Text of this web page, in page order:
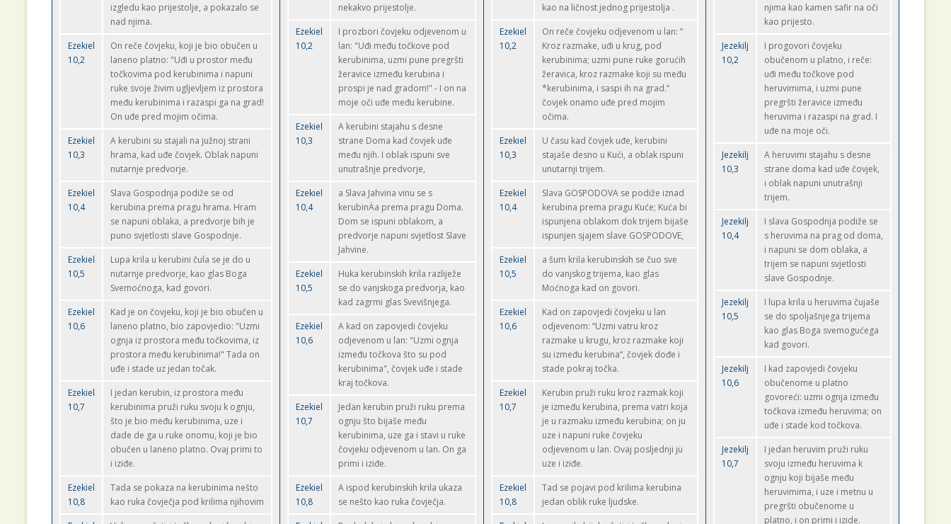
izgledu kao prijestolje, a pokazalo se
nad njima.
Ezekiel
10,2
On reče čovjeku, koji je bio obučen u
laneno platno: "Uđi u prostor među
točkovima pod kerubinima i napuni
ruke svoje živim ugljevljem iz prostora
među kerubinima i razaspi ga na grad!
On uđe pred mojim očima.
Ezekiel
10,3
A kerubini su stajali na južnoj strani
hrama, kad uđe čovjek. Oblak napuni
nutarnje predvorje.
Ezekiel
10,4
Slava Gospodnja podiže se od
kerubina prema pragu hrama. Hram
se napuni oblaka, a predvorje bih je
puno svjetlosti slave Gospodnje.
Ezekiel
10,5
Lupa krila u kerubini čula se je do u
nutarnje predvorje, kao glas Boga
Svemoćnoga, kad govori.
Ezekiel
10,6
Kad je on čovjeku, koji je bio obučen u
laneno platno, bio zapovjedio: "Uzmi
ognja iz prostora među točkovima, iz
prostora među kerubinima!" Tada on
uđe i stade uz jedan točak.
Ezekiel
10,7
I jedan kerubin, iz prostora među
kerubinima pruži ruku svoju k ognju,
što je bio među kerubinima, uze i
dade de ga u ruke onomu, koji je bio
obučen u laneno platno. Ovaj primi to
i iziđe.
Ezekiel
10,8
Tada se pokaza na kerubinima nešto
kao ruka čovječja pod krilima njihovim
nekakvo prijestolje.
Ezekiel
10,2
I prozbori čovjeku odjevenom u
lan: "Uđi među točkove pod
kerubinima, uzmi pune pregršti
žeravice između kerubina i
prospi je nad gradom!" - I on na
moje oči uđe među kerubine.
Ezekiel
10,3
A kerubini stajahu s desne
strane Doma kad čovjek uđe
među njih. I oblak ispuni sve
unutrašnje predvorje,
Ezekiel
10,4
a Slava Jahvina vinu se s
kerubinÄa prema pragu Doma.
Dom se ispuni oblakom, a
predvorje napuni svjetlost Slave
Jahvine.
Ezekiel
10,5
Huka kerubinskih krila razliježe
se do vanjskoga predvorja, kao
kad zagrmi glas Svevišnjega.
Ezekiel
10,6
A kad on zapovjedi čovjeku
odjevenom u lan: "Uzmi ognja
između točkova što su pod
kerubinima", čovjek uđe i stade
kraj točkova.
Ezekiel
10,7
Jedan kerubin pruži ruku prema
ognju što bijaše među
kerubinima, uze ga i stavi u ruke
čovjeku odjevenom u lan. On ga
primi i iziđe.
Ezekiel
10,8
A ispod kerubinskih krila ukaza
se nešto kao ruka čovječja.
kao na ličnost jednog prijestolja .
Ezekiel
10,2
On reče čovjeku odjevenom u lan: ”
Kroz razmake, uđi u krug, pod
kerubinima; uzmi pune ruke gorućih
žeravica, kroz razmake koji su među
*kerubinima, i saspi ih na grad.“
čovjek onamo uđe pred mojim
očima.
Ezekiel
10,3
U času kad čovjek uđe, kerubini
stajaše desno u Kući, a oblak ispuni
unutarnji trijem.
Ezekiel
10,4
Slava GOSPODOVA se podiže iznad
kerubina prema pragu Kuće; Kuća bi
ispunjena oblakom dok trijem bijaše
ispunjen sjajem slave GOSPODOVE,
Ezekiel
10,5
a šum krila kerubinskih se čuo sve
do vanjskog trijema, kao glas
Moćnoga kad on govori.
Ezekiel
10,6
Kad on zapovjedi čovjeku u lan
odjevenom: ”Uzmi vatru kroz
razmake u krugu, kroz razmake koji
su između kerubina“, čovjek dođe i
stade pokraj točka.
Ezekiel
10,7
Kerubin pruži ruku kroz razmak koji
je između kerubina, prema vatri koja
je u razmaku između kerubina; on ju
uze i napuni ruke čovjeku
odjevenom u lan. Ovaj posljednji ju
uze i iziđe.
Ezekiel
10,8
Tad se pojavi pod krilima kerubina
jedan oblik ruke ljudske.
njima kao kamen safir na oči
kao prijesto.
Jezekilj
10,2
I progovori čovjeku
obučenom u platno, i reče:
uđi među točkove pod
heruvimima, i uzmi pune
pregršti žeravice između
heruvima i razaspi na grad. I
uđe na moje oči.
Jezekilj
10,3
A heruvimi stajahu s desne
strane doma kad uđe čovjek,
i oblak napuni unutrašnji
trijem.
Jezekilj
10,4
I slava Gospodnja podiže se
s heruvima na prag od doma,
i napuni se dom oblaka, a
trijem se napuni svjetlosti
slave Gospodnje.
Jezekilj
10,5
I lupa krila u heruvima čujaše
se do spoljašnjega trijema
kao glas Boga svemogućega
kad govori.
Jezekilj
10,6
I kad zapovjedi čovjeku
obučenome u platno
govoreći: uzmi ognja između
točkova između heruvima; on
uđe i stade kod točkova.
Jezekilj
10,7
I jedan heruvim pruži ruku
svoju između heruvima k
ognju koji bijaše među
heruvimima, i uze i metnu u
pregršti obučenome u
platno, i on primi i izide.